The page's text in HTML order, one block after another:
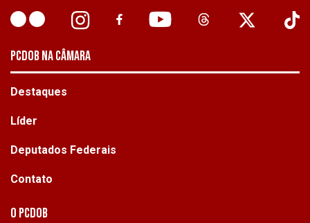
PCDOB NA CÂMARA
Destaques
Líder
Deputados Federais
Contato
O PCdoB